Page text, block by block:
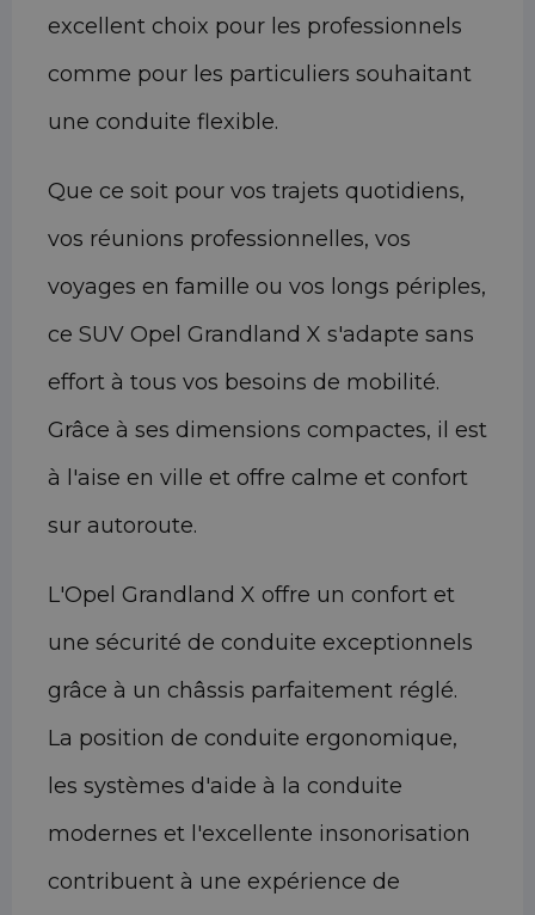
excellent choix pour les professionnels
comme pour les particuliers souhaitant
une conduite flexible.
Que ce soit pour vos trajets quotidiens,
vos réunions professionnelles, vos
voyages en famille ou vos longs périples,
ce SUV Opel Grandland X s'adapte sans
effort à tous vos besoins de mobilité.
Grâce à ses dimensions compactes, il est
à l'aise en ville et offre calme et confort
sur autoroute.
L'Opel Grandland X offre un confort et
une sécurité de conduite exceptionnels
grâce à un châssis parfaitement réglé.
La position de conduite ergonomique,
les systèmes d'aide à la conduite
modernes et l'excellente insonorisation
contribuent à une expérience de